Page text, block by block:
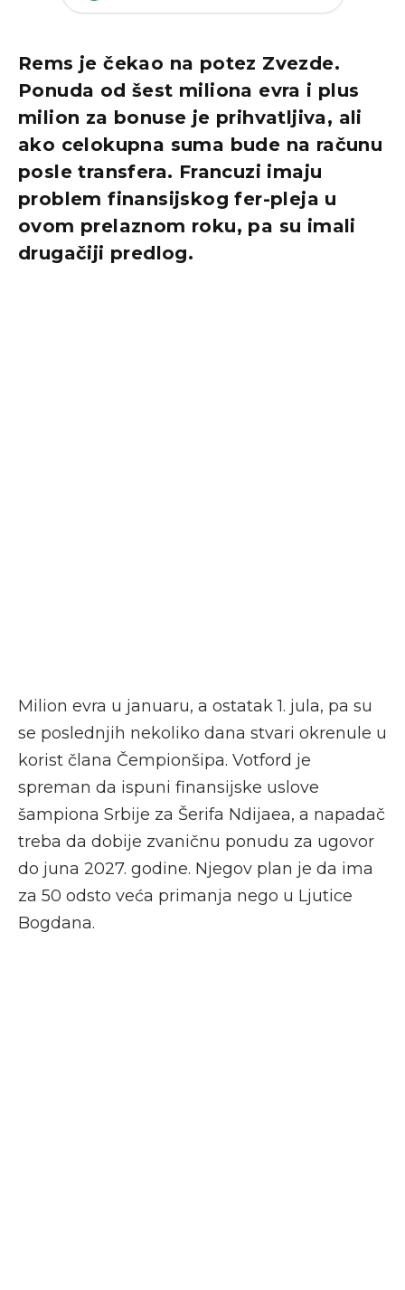
Rems je čekao na potez Zvezde.
Ponuda od šest miliona evra i plus
milion za bonuse je prihvatljiva, ali
ako celokupna suma bude na računu
posle transfera. Francuzi imaju
problem finansijskog fer-pleja u
ovom prelaznom roku, pa su imali
drugačiji predlog.
Milion evra u januaru, a ostatak 1. jula, pa su
se poslednjih nekoliko dana stvari okrenule u
korist člana Čempionšipa. Votford je
spreman da ispuni finansijske uslove
šampiona Srbije za Šerifa Ndijaea, a napadač
treba da dobije zvaničnu ponudu za ugovor
do juna 2027. godine. Njegov plan je da ima
za 50 odsto veća primanja nego u Ljutice
Bogdana.